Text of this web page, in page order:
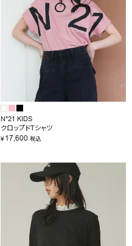
N°21 KIDS
クロップドTシャツ
¥17,600 税込